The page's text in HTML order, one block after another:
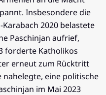
Insbesondere die
2020 belastete
Paschinjan aufrief,
forderte Katholikos
erneut zum Rücktritt
eine politische
im Mai 2023